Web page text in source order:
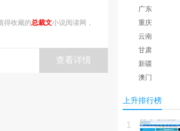
得收藏的总裁文小说阅读网，
查看详情
广东
重庆
云南
甘肃
新疆
澳门
上升排行榜
1